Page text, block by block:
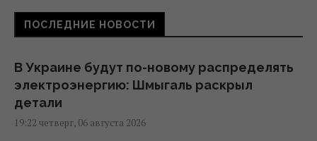
ПОСЛЕДНИЕ НОВОСТИ
В Украине будут по-новому распределять
электроэнергию: Шмыгаль раскрыл
детали
19:22 четверг, 06 августа 2026